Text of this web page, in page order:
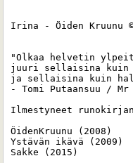
Irina - Öiden Kruunu
"Olkaa helvetin
juuri sellaisina kuin
ja sellaisina kuin
- Tomi Putaansuu / Mr
Ilmestyneet
ÖidenKruunu (2008)
Ystävän ikävä (2009)
Sakke (2015)